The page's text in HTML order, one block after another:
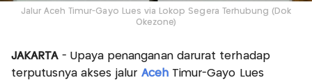
Jalur Aceh Timur-Gayo Lues via Lokop Segera Terhubung (Dok
Okezone)
JAKARTA- Upaya penanganan darurat terhadap
terputusnya akses jalur Aceh Timur-Gayo Lues